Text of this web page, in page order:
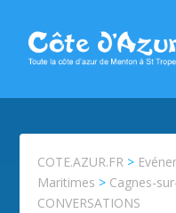
COTE.AZUR.FR >
Maritimes > Cagnes-
CONVERSATIONS